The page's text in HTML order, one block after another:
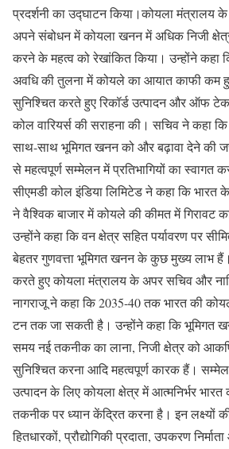
प्रदर्शनी का उद्घाटन किया।कोयला मंत्रालय
अपने संबोधन में कोयला खनन में अधिक निजी
करने के महत्व को रेखांकित किया। उन्होंने कहा
अवधि की तुलना में कोयले का आयात काफी कम
सुनिश्चित करते हुए रिकॉर्ड उत्पादन और ऑफ
कोल वारियर्स की सराहना की। सचिव ने कहा
साथ-साथ भूमिगत खनन को और बढ़ावा देने की
से महत्वपूर्ण सम्मेलन में प्रतिभागियों का स्वागत
सीएमडी कोल इंडिया लिमिटेड ने कहा कि भारत के
ने वैश्विक बाजार में कोयले की कीमत में गिरावट
उन्होंने कहा कि वन क्षेत्र सहित पर्यावरण पर
बेहतर गुणवत्ता भूमिगत खनन के कुछ मुख्य लाभ
करते हुए कोयला मंत्रालय के अपर सचिव और
नागराजू ने कहा कि 2035-40 तक भारत की
टन तक जा सकती है। उन्होंने कहा कि भूमिगत
समय नई तकनीक का लाना, निजी क्षेत्र को
सुनिश्चित करना आदि महत्वपूर्ण कारक हैं।
उत्पादन के लिए कोयला क्षेत्र में आत्मनिर्भर भारत
तकनीक पर ध्यान केंद्रित करना है। इन लक्ष्यों
हितधारकों, प्रौद्योगिकी प्रदाता, उपकरण